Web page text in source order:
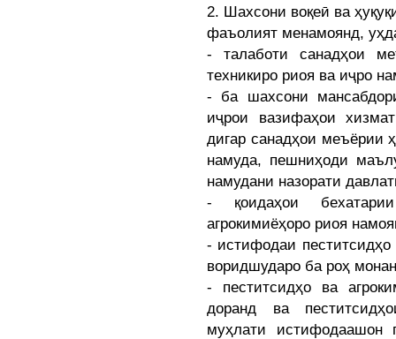
2. Шахсони воқеӣ ва
фаъолият менамоянд,
- талаботи санадҳои
техникиро риоя ва иҷро
- ба шахсони
иҷрои вазифаҳои
дигар санадҳои меъёрии
намуда, пешниҳоди
намудани назорати
- қоидаҳои
агрокимиёҳоро риоя
- истифодаи
воридшударо ба роҳ
- пеститсидҳо ва
доранд ва
муҳлати истифодаашон